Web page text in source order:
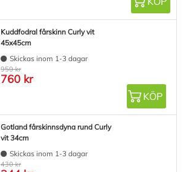
Kuddfodral fårskinn Curly vit
45x45cm
Skickas inom 1-3 dagar
950 kr
760 kr
KÖP
Gotland fårskinnsdyna rund Curly
vit 34cm
Skickas inom 1-3 dagar
430 kr